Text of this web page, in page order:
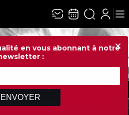
en vous abonnant à notre
:
ENVOYER
MARSEILLE.FR